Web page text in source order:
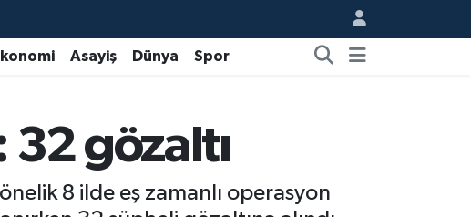
Asayiş Dünya Spor
32 gözaltı
8 ilde eş zamanlı operasyon